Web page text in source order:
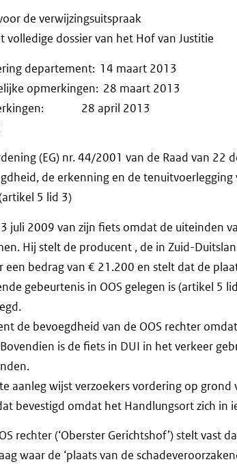
de verwijzingsuitspraak
volledige dossier van het Hof van Justitie
departement: 14 maart 2013
opmerkingen: 28 maart 2013
28 april 2013
(EG) nr. 44/2001 van de Raad van 22
de erkenning en de tenuitvoerlegging
5 lid 3)
juli 2009 van zijn fiets omdat de uiteinden
Hij stelt de producent , de in Zuid-
een bedrag van € 21.200 en stelt dat de
gebeurtenis in OOS gelegen is (artikel 5
de bevoegdheid van de OOS rechter
is de fiets in DUI in het verkeer
aanleg wijst verzoekers vordering op
bevestigd omdat het Handlungsort zich in
rechter (‘Oberster Gerichtshof’) stelt vast
waar de ‘plaats van de